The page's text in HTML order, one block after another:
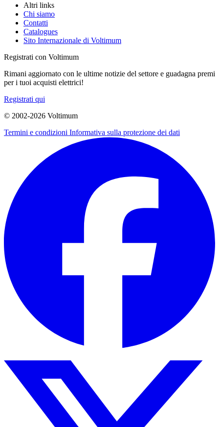
Altri links
Chi siamo
Contatti
Catalogues
Sito Internazionale di Voltimum
Registrati con Voltimum
Rimani aggiornato con le ultime notizie del settore e guadagna premi
per i tuoi acquisti elettrici!
Registrati qui
© 2002-2026 Voltimum
Termini e condizioni Informativa sulla protezione dei dati